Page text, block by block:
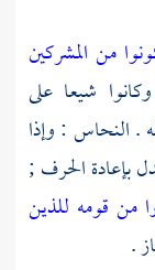
من المشركين
شيعا على
.النحاس : وإذا
بإعادة الحرف ;
من قومه للذين
.